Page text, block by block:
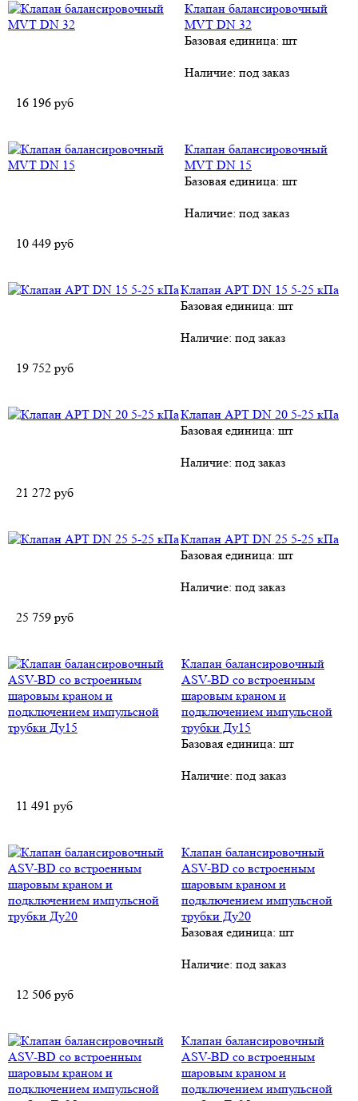
Клапан балансировочный
MVT DN 32
Базовая единица: шт
Наличие: под заказ
16 196 руб
Клапан балансировочный
MVT DN 15
Базовая единица: шт
Наличие: под заказ
10 449 руб
Клапан APT DN 15 5-25 кПа
Базовая единица: шт
Наличие: под заказ
19 752 руб
Клапан APT DN 20 5-25 кПа
Базовая единица: шт
Наличие: под заказ
21 272 руб
Клапан APT DN 25 5-25 кПа
Базовая единица: шт
Наличие: под заказ
25 759 руб
Клапан балансировочный
ASV-BD со встроенным
шаровым краном и
подключением импульсной
трубки Ду15
Базовая единица: шт
Наличие: под заказ
11 491 руб
Клапан балансировочный
ASV-BD со встроенным
шаровым краном и
подключением импульсной
трубки Ду20
Базовая единица: шт
Наличие: под заказ
12 506 руб
Клапан балансировочный
ASV-BD со встроенным
шаровым краном и
подключением импульсной